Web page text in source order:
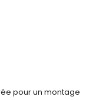
pour un montage